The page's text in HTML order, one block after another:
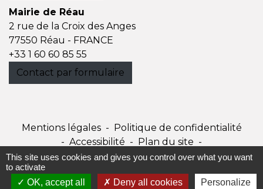
Mairie de Réau
2 rue de la Croix des Anges
77550 Réau - FRANCE
+33 1 60 60 85 55
Contact par formulaire
Mentions légales - Politique de confidentialité
- Accessibilité - Plan du site -
Gestion des cookies
Site créé en partenariat avec Réseau des Communes
This site uses cookies and gives you control over what you want
to activate
OK, accept all
Deny all cookies Personalize